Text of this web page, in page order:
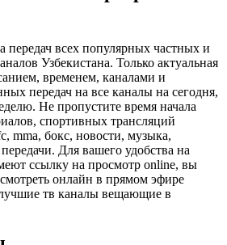
всех популярных частных и
Узбекистана. Только актуальная
временем, каналами и
передач на все каналы на сегодня,
Не пропустите время начала
спортивных трансляций
mma, бокс, новости, музыка,
Для вашего удобства на
ссылку на просмотр online, вы
смотреть онлайн в прямом эфире
тв каналы вещающие в